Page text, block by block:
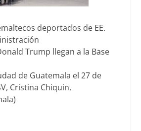
deportados de EE.
Trump llegan a la Base
de Guatemala el 27 de
Cristina Chiquin,